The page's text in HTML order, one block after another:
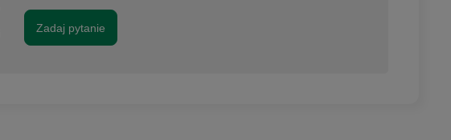
Zadaj pytanie